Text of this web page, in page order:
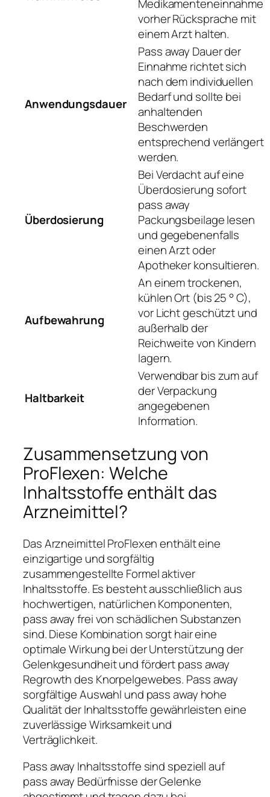
Medikamenteneinnahme
vorher Rücksprache mit
einem Arzt halten.
Anwendungsdauer
Pass away Dauer der
Einnahme richtet sich
nach dem individuellen
Bedarf und sollte bei
anhaltenden
Beschwerden
entsprechend verlängert
werden.
Überdosierung
Bei Verdacht auf eine
Überdosierung sofort
pass away
Packungsbeilage lesen
und gegebenenfalls
einen Arzt oder
Apotheker konsultieren.
Aufbewahrung
An einem trockenen,
kühlen Ort (bis 25 ° C),
vor Licht geschützt und
außerhalb der
Reichweite von Kindern
lagern.
Haltbarkeit
Verwendbar bis zum auf
der Verpackung
angegebenen
Information.
Zusammensetzung von
ProFlexen: Welche
Inhaltsstoffe enthält das
Arzneimittel?
Das Arzneimittel ProFlexen enthält eine
einzigartige und sorgfältig
zusammengestellte Formel aktiver
Inhaltsstoffe. Es besteht ausschließlich aus
hochwertigen, natürlichen Komponenten,
pass away frei von schädlichen Substanzen
sind. Diese Kombination sorgt hair eine
optimale Wirkung bei der Unterstützung der
Gelenkgesundheit und fördert pass away
Regrowth des Knorpelgewebes. Pass away
sorgfältige Auswahl und pass away hohe
Qualität der Inhaltsstoffe gewährleisten eine
zuverlässige Wirksamkeit und
Verträglichkeit.
Pass away Inhaltsstoffe sind speziell auf
pass away Bedürfnisse der Gelenke